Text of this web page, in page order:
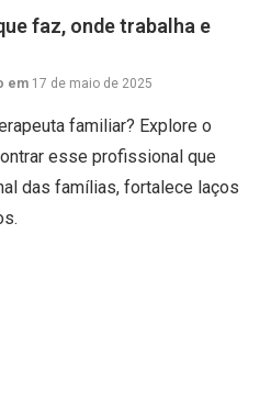
faz, onde trabalha e
em 17 de maio de 2025
familiar? Explore o
esse profissional que
das famílias, fortalece laços